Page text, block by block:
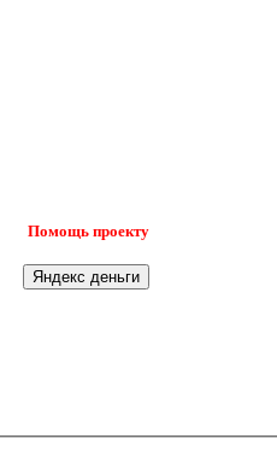
Помощь проекту